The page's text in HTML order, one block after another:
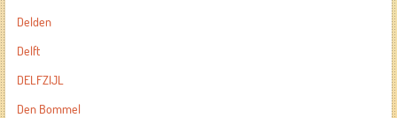
Delden
Delft
DELFZIJL
Den Bommel